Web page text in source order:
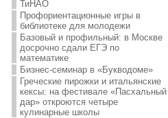
ТиНАО
Профориентационные игры в
библиотеке для молодежи
Базовый и профильный: в Москве
досрочно сдали ЕГЭ по
математике
Бизнес-семинар в «Букводоме»
Греческие пирожки и итальянские
кексы: на фестивале «Пасхальный
дар» откроются четыре
кулинарные школы